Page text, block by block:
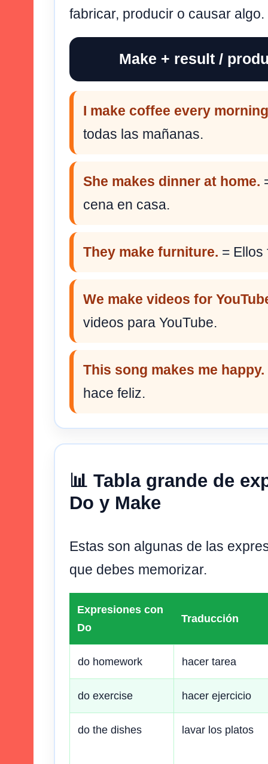
fabricar, producir o causar algo.
Make + result /
I make coffee every
todas las mañanas.
She makes dinner at home.
cena en casa.
They make furniture. = Ellos
We make videos for
videos para YouTube.
This song makes me happy.
hace feliz.
📊 Tabla grande de
Do y Make
Estas son algunas de las
que debes memorizar.
Expresiones con
Do
Traducción
do homework hacer tarea
do exercise hacer ejercicio
do the dishes lavar los platos